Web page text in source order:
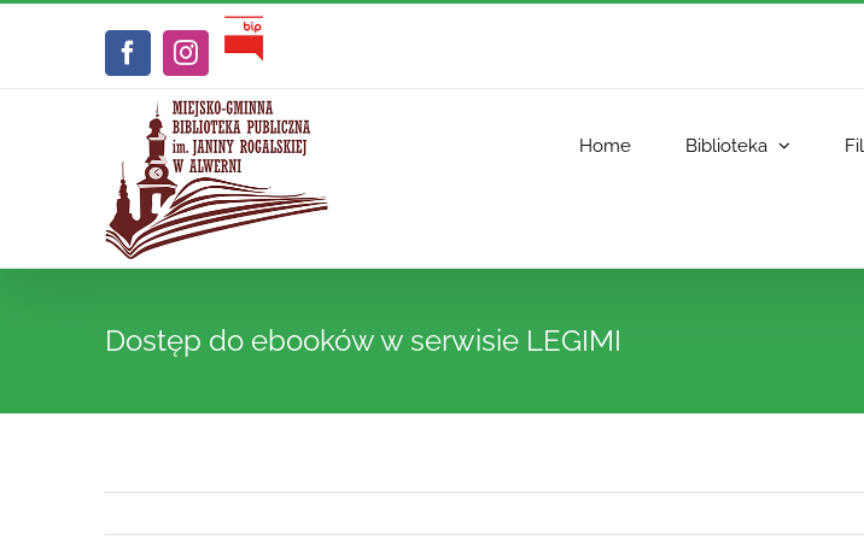
FacebookInstagram
Biuletyn
Publicznej
Home Biblioteka
Dostęp do ebooków w serwisie LEGIMI